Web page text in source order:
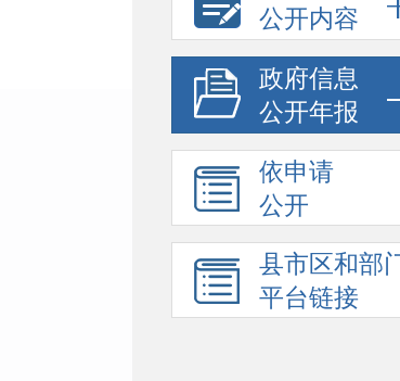
公开内容
政府信息
公开年报
依申请
公开
县市区和部
平台链接